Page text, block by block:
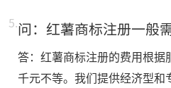
5.问：红薯商标注册一般
答：红薯商标注册的费用根
千元不等。我们提供经济型